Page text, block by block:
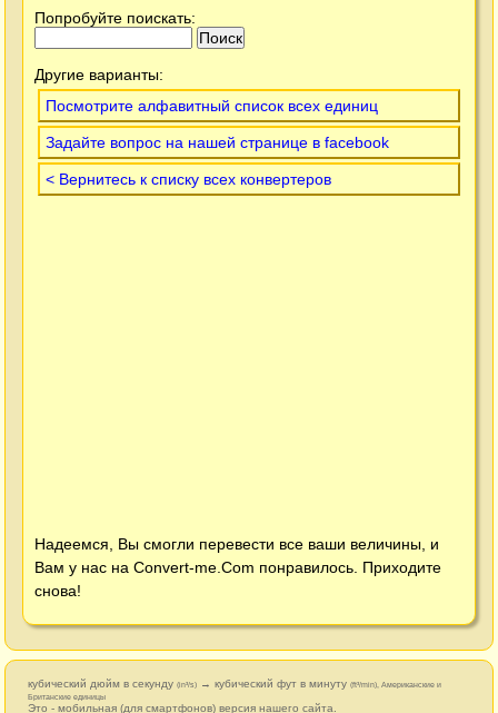
Попробуйте поискать:
Другие варианты:
Посмотрите алфавитный список всех единиц
Задайте вопрос на нашей странице в facebook
< Вернитесь к списку всех конвертеров
Надеемся, Вы смогли перевести все ваши величины, и
Вам у нас на Convert-me.Com понравилось. Приходите
снова!
кубический дюйм в секунду (in³/s) → кубический фут в минуту (ft³/min), Американские и
Британские единицы
Это - мобильная (для смартфонов) версия нашего сайта.